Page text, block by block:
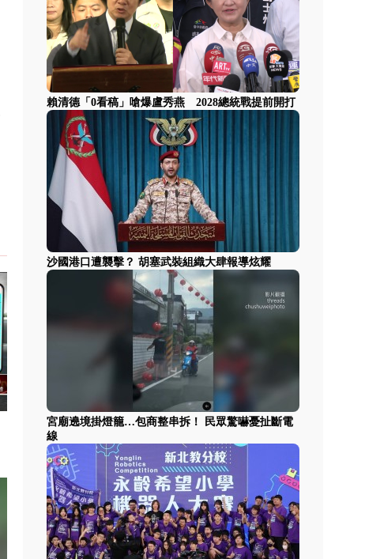
賴清德「0看稿」嗆爆盧秀燕 2028總統戰提前開打
沙國港口遭襲擊？ 胡塞武裝組織大肆報導炫耀
宮廟遶境掛燈籠…包商整串拆！ 民眾驚嚇憂扯斷電
線